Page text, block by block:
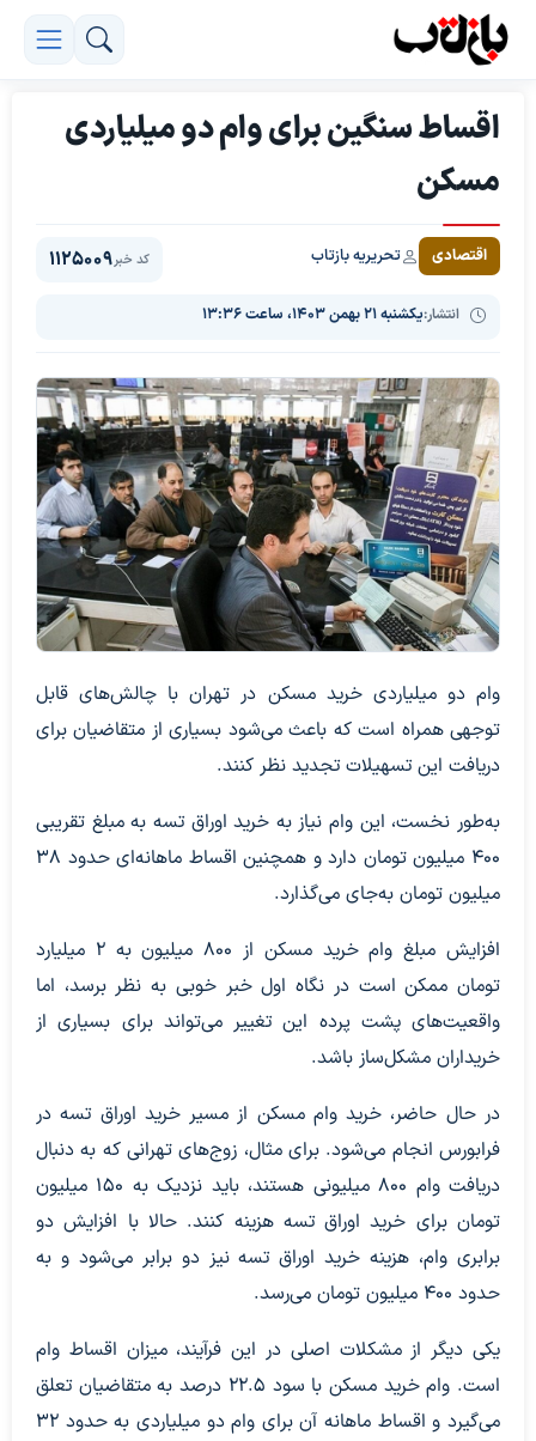
اقساط سنگین برای وام دو میلیاردی
مسکن
اقتصادی تحریریه بازتاب
انتشار:یکشنبه ۲۱ بهمن ۱۴۰۳، ساعت ۱۳:۳۶
کد خبر1125009
وام دو میلیاردی خرید مسکن در تهران با چالش‌های قابل
توجهی همراه است که باعث می‌شود بسیاری از متقاضیان برای
دریافت این تسهیلات تجدید نظر کنند.
به‌طور نخست، این وام نیاز به خرید اوراق تسه به مبلغ تقریبی
۴۰۰ میلیون تومان دارد و همچنین اقساط ماهانه‌ای حدود ۳۸
میلیون تومان به‌جای می‌گذارد.
افزایش مبلغ وام خرید مسکن از ۸۰۰ میلیون به ۲ میلیارد
تومان ممکن است در نگاه اول خبر خوبی به نظر برسد، اما
واقعیت‌های پشت پرده این تغییر می‌تواند برای بسیاری از
خریداران مشکل‌ساز باشد.
در حال حاضر، خرید وام مسکن از مسیر خرید اوراق تسه در
فرابورس انجام می‌شود. برای مثال، زوج‌های تهرانی که به دنبال
دریافت وام ۸۰۰ میلیونی هستند، باید نزدیک به ۱۵۰ میلیون
تومان برای خرید اوراق تسه هزینه کنند. حالا با افزایش دو
برابری وام، هزینه خرید اوراق تسه نیز دو برابر می‌شود و به
حدود ۴۰۰ میلیون تومان می‌رسد.
یکی دیگر از مشکلات اصلی در این فرآیند، میزان اقساط وام
است. وام خرید مسکن با سود ۲۲.۵ درصد به متقاضیان تعلق
می‌گیرد و اقساط ماهانه آن برای وام دو میلیاردی به حدود ۳۲